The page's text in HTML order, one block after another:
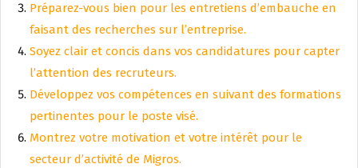
Préparez-vous bien pour les entretiens d’embauche en
faisant des recherches sur l’entreprise.
Soyez clair et concis dans vos candidatures pour capter
l’attention des recruteurs.
Développez vos compétences en suivant des formations
pertinentes pour le poste visé.
Montrez votre motivation et votre intérêt pour le
secteur d’activité de Migros.